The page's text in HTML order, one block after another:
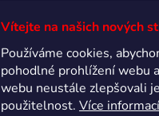
Vítejte na našich nových
Používáme cookies,
pohodlné prohlížení webu
webu neustále zlepšovali
použitelnost. Více informací